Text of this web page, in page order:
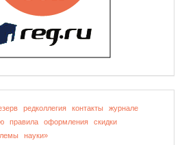
редколлегия контакты
журнале
правила оформления
скидки
науки»